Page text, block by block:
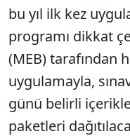
bu yıl ilk kez
programı dikkat
(MEB) tarafından
uygulamayla,
günü belirli
paketleri